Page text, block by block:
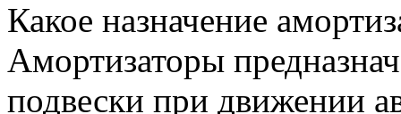
Какое назначение
Амортизаторы
подвески при движении